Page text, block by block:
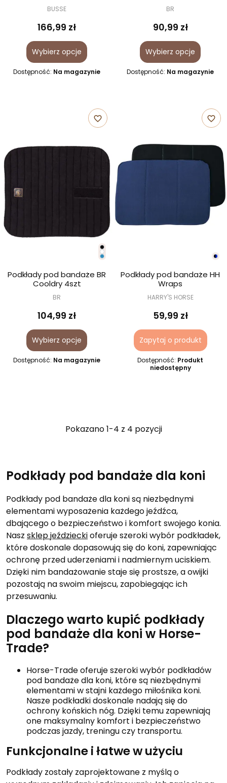
BUSSE
166,99 zł
Wybierz opcje
Dostępność: Na magazynie
BR
90,99 zł
Wybierz opcje
Dostępność: Na magazynie
favorite_border
Podkłady pod bandaże BR
Cooldry 4szt
BR
104,99 zł
Wybierz opcje
Dostępność: Na magazynie
favorite_border
Podkłady pod bandaże HH
Wraps
HARRY'S HORSE
59,99 zł
Zapytaj o produkt
Dostępność: Produkt
niedostępny
Pokazano 1-4 z 4 pozycji
Podkłady pod bandaże dla koni
Podkłady pod bandaże dla koni są niezbędnymi
elementami wyposażenia każdego jeźdźca,
dbającego o bezpieczeństwo i komfort swojego konia.
Nasz sklep jeździeckioferuje szeroki wybór podkładek,
które doskonale dopasowują się do koni, zapewniając
ochronę przed uderzeniami i nadmiernym uciskiem.
Dzięki nim bandażowanie staje się prostsze, a owijki
pozostają na swoim miejscu, zapobiegając ich
przesuwaniu.
Dlaczego warto kupić podkłady
pod bandaże dla koni w Horse-
Trade?
Horse-Trade oferuje szeroki wybór podkładów
pod bandaże dla koni, które są niezbędnymi
elementami w stajni każdego miłośnika koni.
Nasze podkładki doskonale nadają się do
ochrony końskich nóg. Dzięki temu zapewniają
one maksymalny komfort i bezpieczeństwo
podczas jazdy, treningu czy transportu.
Funkcjonalne i łatwe w użyciu
Podkłady zostały zaprojektowane z myślą o